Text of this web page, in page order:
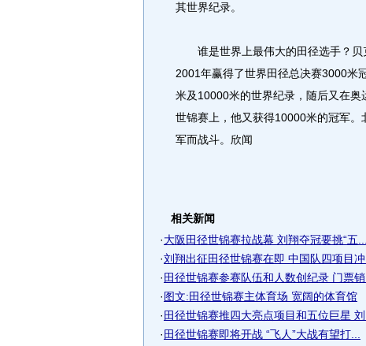
其世界纪录。
谁是世界上最伟大的田径选手？贝
2001年赢得了世界田径总决赛3000米
米及10000米的世界纪录，随后又在
世锦赛上，他又获得10000米的冠军
军而战斗。欣闻
相关新闻
·大阪田径世锦赛拉战幕 刘翔夺冠要挑“五...
·刘翔出征田径世锦赛在即 中国队四项目冲
· 田径世锦赛参赛队伍和人数创纪录 门票销
·图文:田径世锦赛主体育场 宽阔的体育馆
· 田径世锦赛推四大亮点项目和五位巨星 刘
· 田径世锦赛即将开战 “飞人”大战有望打...